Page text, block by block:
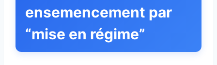
ensemencement par
“mise en régime”